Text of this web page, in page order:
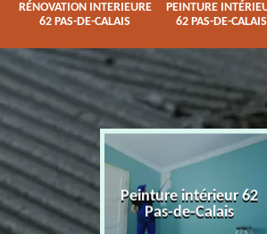
RÉNOVATION INTERIEURE
62 PAS-DE-CALAIS
PEINTURE
62 PAS-DE-CALAIS
interieure
Calais
Peinture intérieur 62
Pas-de-Calais